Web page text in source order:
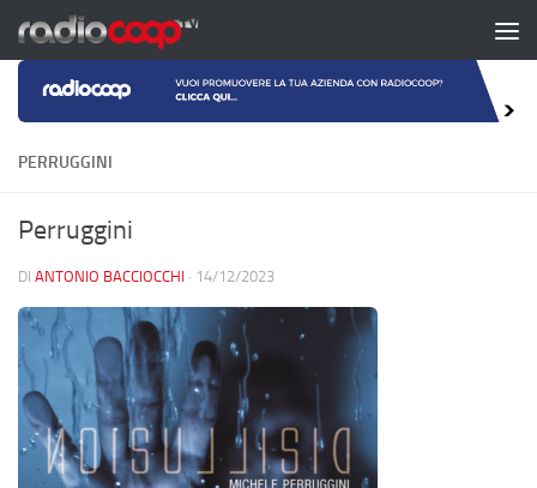
Salta al contenuto
PERRUGGINI
Perruggini
DI ANTONIO BACCIOCCHI · 14/12/2023